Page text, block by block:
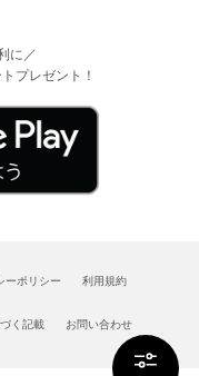
に／
プレゼント！
ーポリシー 利用規約
く記載 お問い合わせ